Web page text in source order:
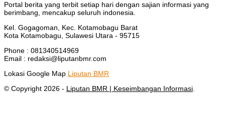
Portal berita yang terbit setiap hari dengan sajian informasi yang
berimbang, mencakup seluruh indonesia.
Kel. Gogagoman, Kec. Kotamobagu Barat
Kota Kotamobagu, Sulawesi Utara - 95715
Phone : 081340514969
Email : redaksi@liputanbmr.com
Lokasi Google Map Liputan BMR
© Copyright 2026 - Liputan BMR | Keseimbangan Informasi.